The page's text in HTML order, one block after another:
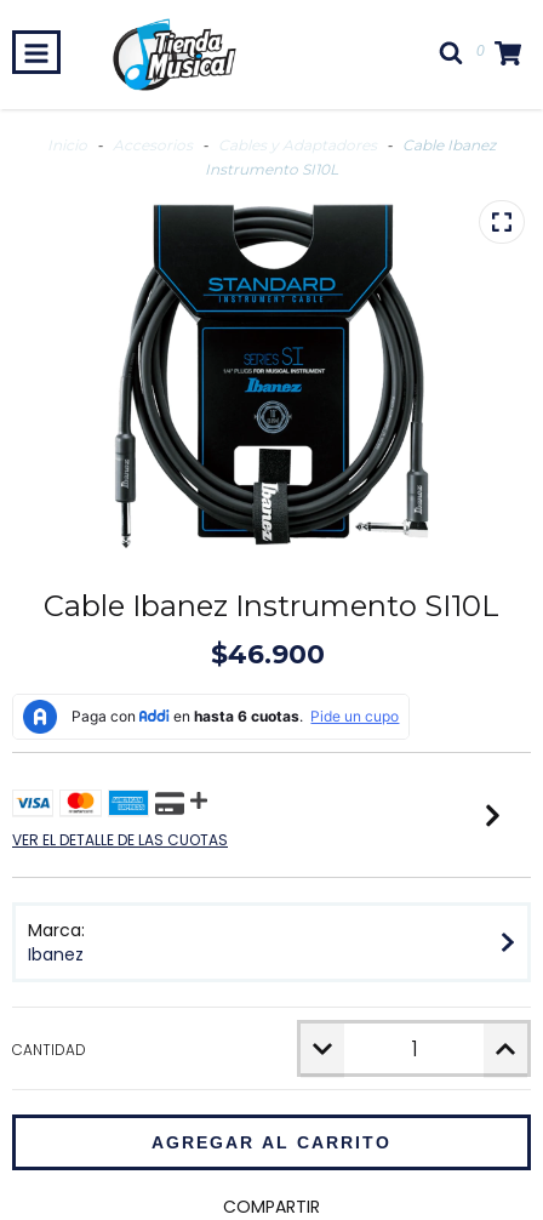
0
Inicio - Accesorios - Cables y Adaptadores - Cable Ibanez
Instrumento SI10L
Cable Ibanez Instrumento SI10L
$46.900
VER EL DETALLE DE LAS CUOTAS
Marca:
Ibanez
CANTIDAD
COMPARTIR